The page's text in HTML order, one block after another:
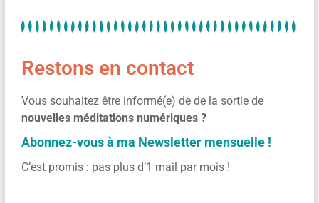
Restons en contact
Vous souhaitez être informé(e) de de la sortie de
nouvelles méditations numériques ?
Abonnez-vous à ma Newsletter mensuelle !
C’est promis : pas plus d’1 mail par mois !